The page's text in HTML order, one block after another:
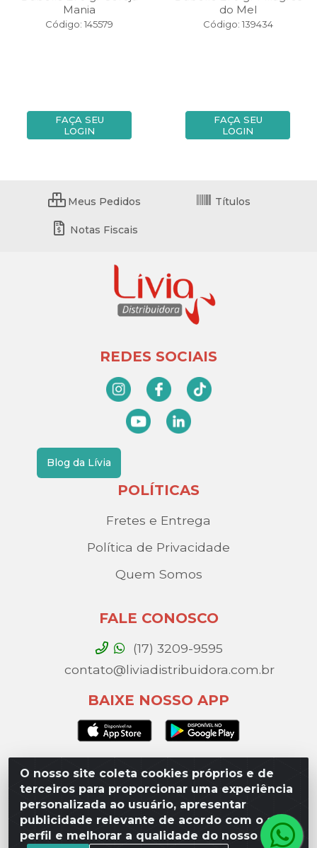
Mania
Código: 145579
FAÇA SEU
LOGIN
do Mel
Código: 139434
FAÇA SEU
LOGIN
O nosso site coleta cookies próprios e de
terceiros para proporcionar uma experiência
personalizada ao usuário, apresentar
publicidade relevante de acordo com o seu
perfil e melhorar a qualidade do nosso site.
Meus Pedidos Títulos
Notas Fiscais
REDES SOCIAIS
Blog da Lívia
POLÍTICAS
Fretes e Entrega
Política de Privacidade
Quem Somos
FALE CONOSCO
(17) 3209-9595
contato@liviadistribuidora.com.br
BAIXE NOSSO APP
Lívia Distribuidora - Av. Percy Gandini, 329 – Vila
Toninho, São José do Rio Preto / SP - CEP 15077-
000 - CNPJ 49.975.923/0003-10